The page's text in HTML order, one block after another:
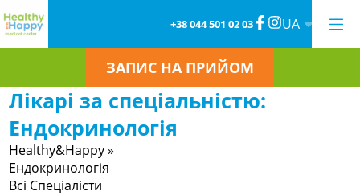
+38 044 501 02 03 UA
ЗАПИС НА ПРИЙОМ
Лікарі за спеціальністю:
Ендокринологія
Healthy&Happy»
Ендокринологія
Всі Спеціалісти